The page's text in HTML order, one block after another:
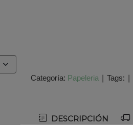
Categoría: Papeleria| Tags: |
DESCRIPCIÓN